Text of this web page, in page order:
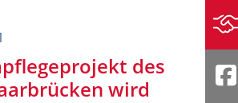
des
wird